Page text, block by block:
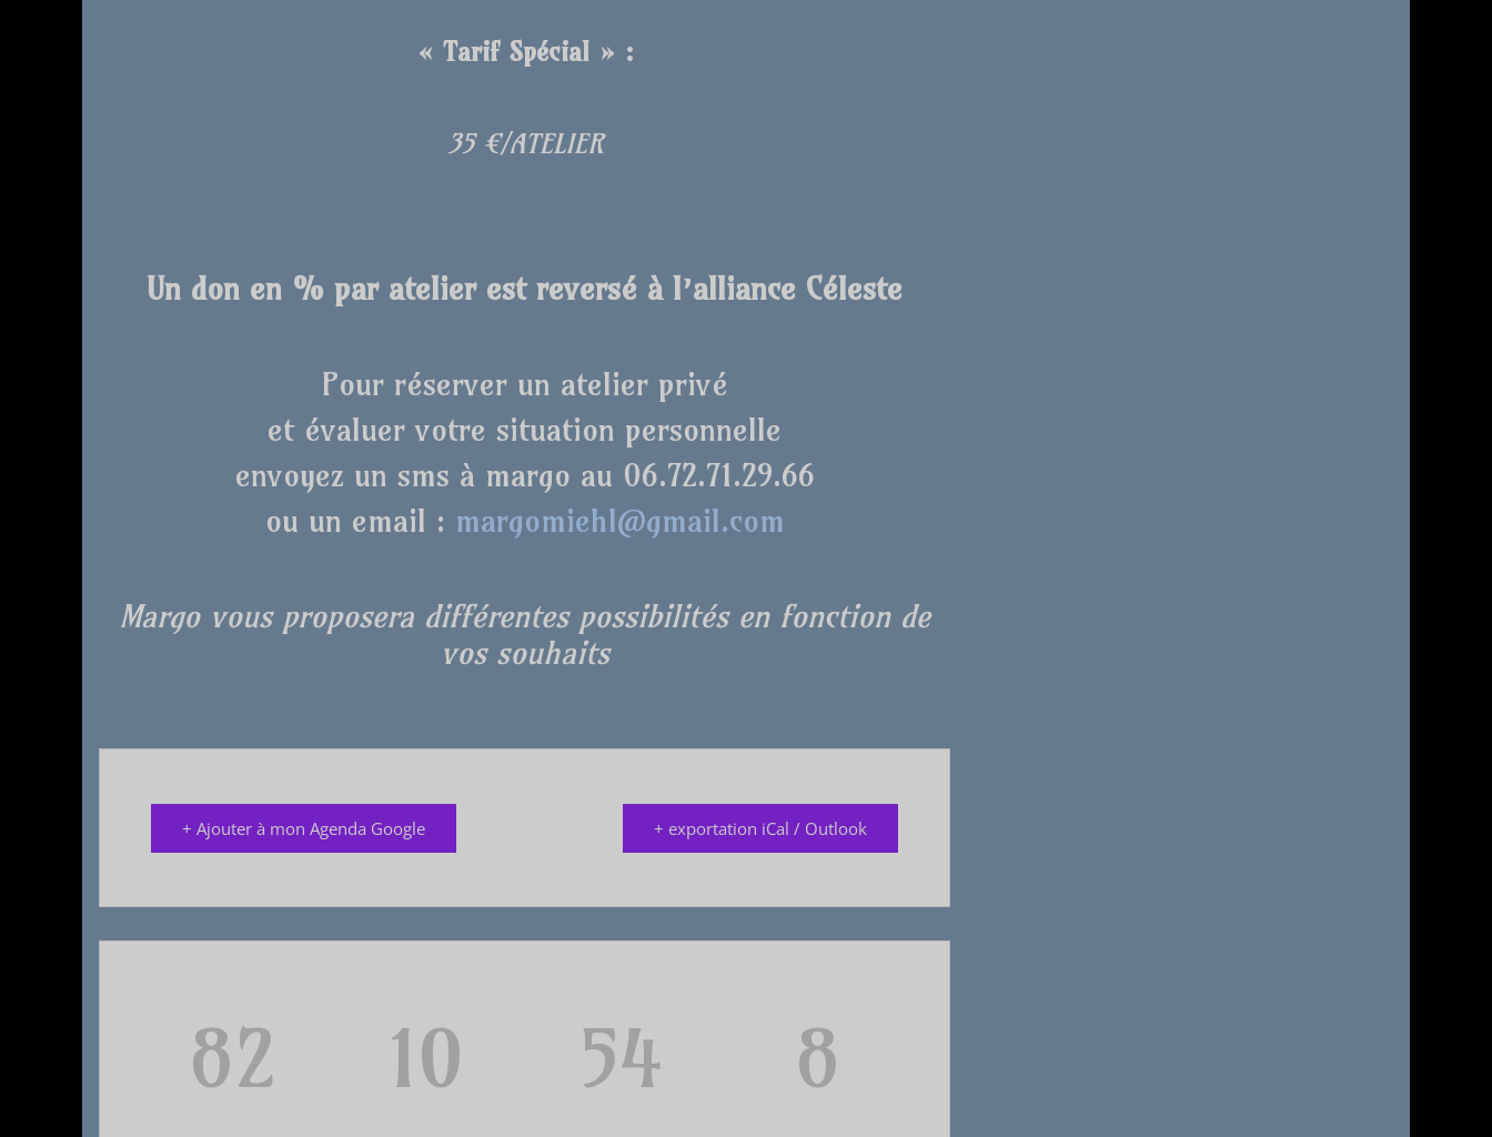
« Tarif Spécial » :
35 €/ATELIER
Un don en % par atelier est reversé à l’alliance Céleste
Pour réserver un atelier privé
et évaluer votre situation personnelle
envoyez un sms à margo au 06.72.71.29.66
ou un email : margomiehl@gmail.com
Margo vous proposera différentes possibilités en fonction de
vos souhaits
+ Ajouter à mon Agenda Google + exportation iCal / Outlook
82 10 54 7